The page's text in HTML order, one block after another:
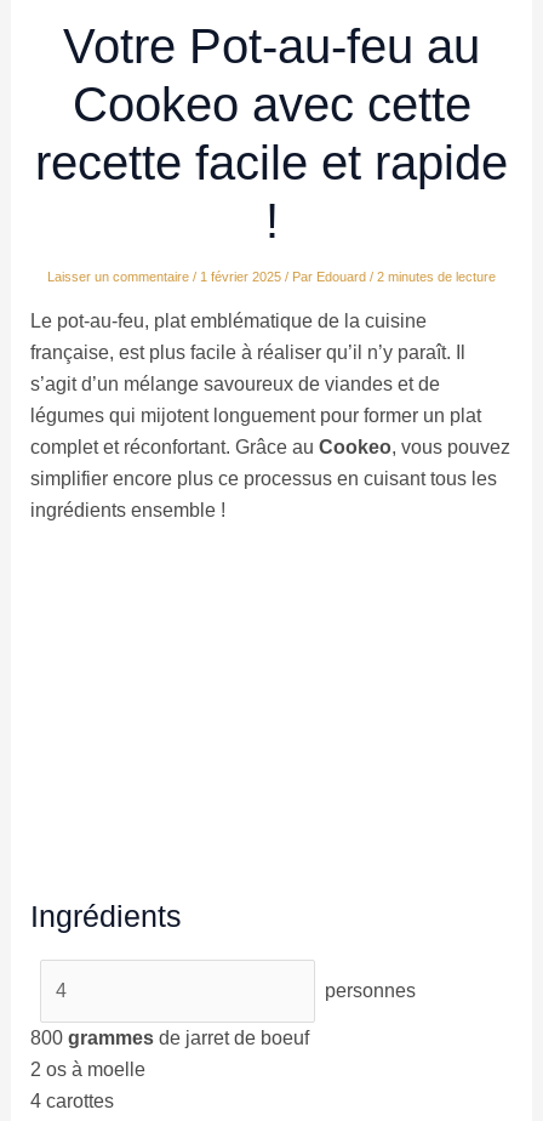
Votre Pot-au-feu au
Cookeo avec cette
recette facile et rapide
!
Laisser un commentaire / 1 février 2025 / Par Edouard / 2 minutes de lecture
Le pot-au-feu, plat emblématique de la cuisine
française, est plus facile à réaliser qu’il n’y paraît. Il
s’agit d’un mélange savoureux de viandes et de
légumes qui mijotent longuement pour former un plat
complet et réconfortant. Grâce au Cookeo, vous pouvez
simplifier encore plus ce processus en cuisant tous les
ingrédients ensemble !
Ingrédients
personnes
800 grammesde jarret de boeuf
2 os à moelle
4carottes